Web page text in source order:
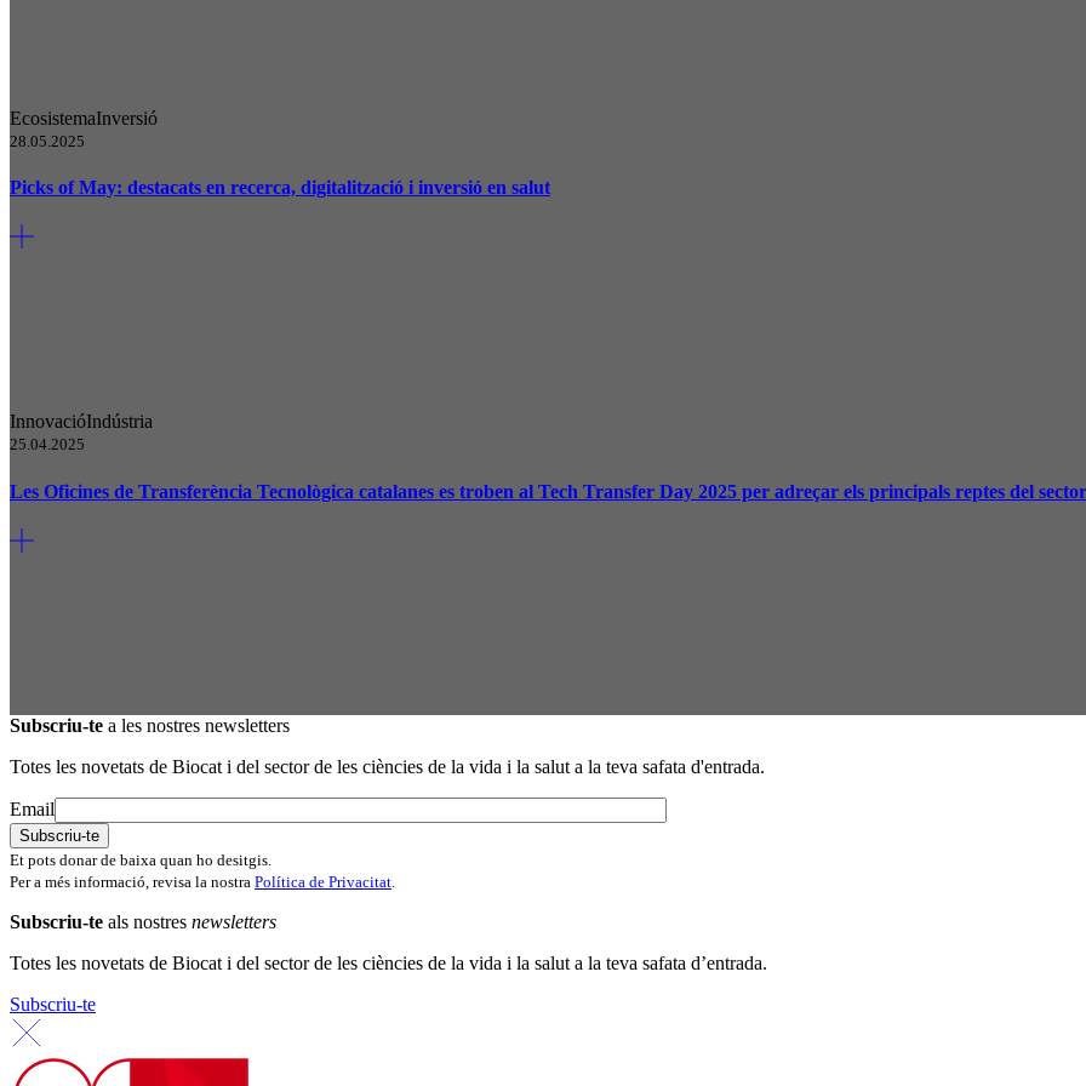
EcosistemaInversió
28.05.2025
Picks of May: destacats en recerca, digitalització i inversió en salut
InnovacióIndústria
25.04.2025
Les Oficines de Transferència Tecnològica catalanes es troben al Tech Transfer Day 2025 per adreçar els principals reptes del sector
Subscriu-te a les nostres newsletters
Totes les novetats de Biocat i del sector de les ciències de la vida i la salut a la teva safata d'entrada.
Email
Et pots donar de baixa quan ho desitgis.
Per a més informació, revisa la nostra Política de Privacitat
Subscriu-te als nostres newsletters
Totes les novetats de Biocat i del sector de les ciències de la vida i la salut a la teva safata d’entrada.
Subscriu-te